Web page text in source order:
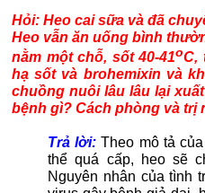
Hỏi: Heo cai sữa và đã
Heo vẫn ăn uống bình
nằm một chỗ, sốt 40-41oC,
hạ sốt và brohemixin và
chuồng nuôi lâu lâu lại
bệnh gì? Cách phòng và trị
Trả lời:Theo mô tả
thể quá cấp, heo sẽ
Nguyên nhân của tình